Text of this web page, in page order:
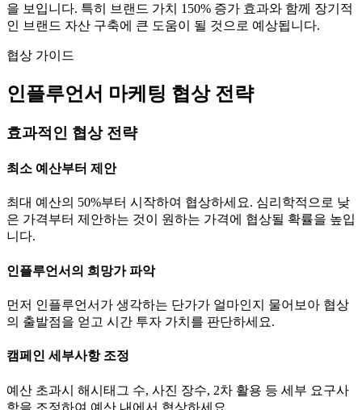
을 보입니다. 특히 브랜드 가치
150% 증가 효과와 함께 장기적
인 브랜드 자산 구축에 큰 도움이 될 것으로 예상됩니다.
협상 가이드
인플루언서 마케팅 협상 전략
효과적인 협상 전략
최소 예산부터 제안
최대 예산의 50%부터 시작하여 협상하세요. 심리학적으로 낮
은 가격부터 제안하는 것이 원하는 가격에 협상될 확률을 높입
니다.
인플루언서의 희망가 파악
먼저 인플루언서가 생각하는 단가가 얼마인지 물어보아 협상
의 출발점을 얻고 시간 투자 가치를 판단하세요.
캠페인 세부사항 조정
예산 초과시 해시태그 수, 사진 장수, 2차 활용 등 세부 요구사
항을 조정하여 예산 내에서 협상하세요.